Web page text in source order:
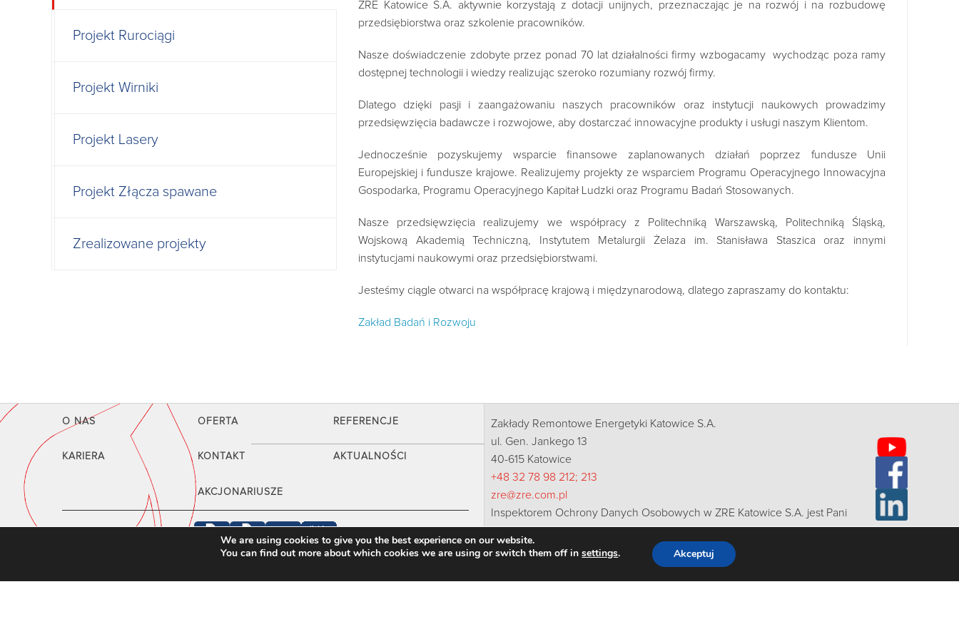
Projekt Rurociągi
Projekt Wirniki
Projekt Lasery
Projekt Złącza spawane
Zrealizowane projekty
ZRE Katowice S.A. aktywnie korzystają z dotacji unijnych, przeznaczając je na rozwój i na rozbudowę
przedsiębiorstwa oraz szkolenie pracowników.
Nasze doświadczenie zdobyte przez ponad 70 lat działalności firmy wzbogacamy wychodząc poza ramy
dostępnej technologii i wiedzy realizując szeroko rozumiany rozwój firmy.
Dlatego dzięki pasji i zaangażowaniu naszych pracowników oraz instytucji naukowych prowadzimy
przedsięwzięcia badawcze i rozwojowe, aby dostarczać innowacyjne produkty i usługi naszym Klientom.
Jednocześnie pozyskujemy wsparcie finansowe zaplanowanych działań poprzez fundusze Unii
Europejskiej i fundusze krajowe. Realizujemy projekty ze wsparciem Programu Operacyjnego Innowacyjna
Gospodarka, Programu Operacyjnego Kapitał Ludzki oraz Programu Badań Stosowanych.
Nasze przedsięwzięcia realizujemy we współpracy z Politechniką Warszawską, Politechniką Śląską,
Wojskową Akademią Techniczną, Instytutem Metalurgii Żelaza im. Stanisława Staszica oraz innymi
instytucjami naukowymi oraz przedsiębiorstwami.
Jesteśmy ciągle otwarci na współpracę krajową i międzynarodową, dlatego zapraszamy do kontaktu:
Zakład Badań i Rozwoju
O NAS OFERTA REFERENCJE
KARIERA KONTAKT AKTUALNOŚCI
AKCJONARIUSZE
Zakłady Remontowe Energetyki Katowice S.A.
ul. Gen. Jankego 13
40-615 Katowice
+48 32 78 98 212; 213
zre@zre.com.pl
Inspektorem Ochrony Danych Osobowych w ZRE Katowice S.A. jest Pani
Natalia Bugajska-Skut, e-mail: rodo@zre.com.pl
We are using cookies to give you the best experience on our website.
You can find out more about which cookies we are using or switch them off insettings. Akceptuj